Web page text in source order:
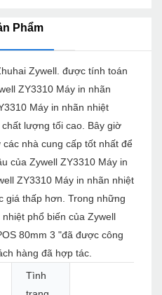
Phẩm
Zywell. được tính toán
ZY3310 Máy in nhãn
Máy in nhãn nhiệt
lượng tối cao. Bây giờ
nhà cung cấp tốt nhất để
của Zywell ZY3310 Máy in
ZY3310 Máy in nhãn nhiệt
giá thấp hơn. Trong những
phổ biến của Zywell
80mm 3 "đã được công
hàng đã hợp tác.
Tình